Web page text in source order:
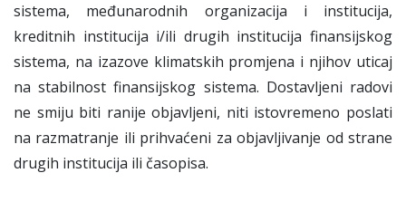
sistema, međunarodnih organizacija i institucija,
kreditnih institucija i/ili drugih institucija finansijskog
sistema, na izazove klimatskih promjena i njihov uticaj
na stabilnost finansijskog sistema. Dostavljeni radovi
ne smiju biti ranije objavljeni, niti istovremeno poslati
na razmatranje ili prihvaćeni za objavljivanje od strane
drugih institucija ili časopisa.